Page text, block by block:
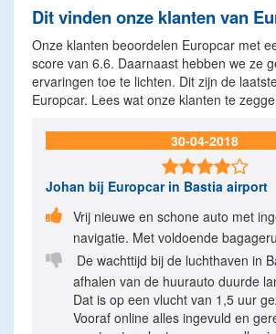
Dit vinden onze klanten van
Onze klanten beoordelen Europcar met
score van 6.6. Daarnaast hebben we ze
ervaringen toe te lichten. Dit zijn de
Europcar. Lees wat onze klanten te
30-04-2018

Johan bij Europcar in Bastia airport
 Vrij nieuwe en schone auto met
navigatie. Met voldoende

De wachttijd bij de luchthaven in
afhalen van de huurauto duurde
Dat is op een vlucht van 1,5 uur
Vooraf online alles ingevuld en